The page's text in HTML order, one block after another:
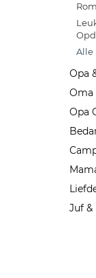
Alle
Opa
Oma
Opa
Juf &